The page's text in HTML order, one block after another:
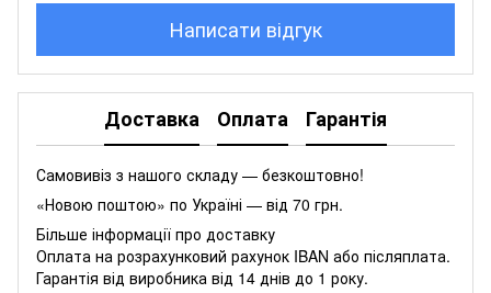
Написати відгук
Доставка Оплата Гарантія
Самовивіз з нашого складу — безкоштовно!
«Новою поштою» по Україні — від 70 грн.
Більше інформації про доставку
Оплата на розрахунковий рахунок IBAN або післяплата.
Гарантія від виробника від 14 днів до 1 року.